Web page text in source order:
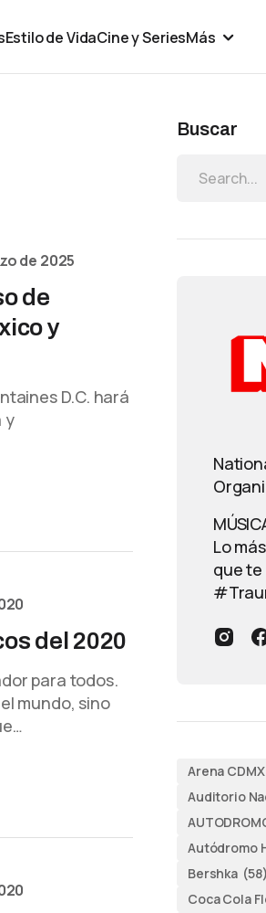
Estilo de VidaCine y SeriesMás
de 2025
de
y
D.C. hará
y
del 2020
para todos.
mundo, sino
Buscar
Lo
que
Arena CDMX
Auditorio
Autódromo
Bershka (58)
Coca Cola